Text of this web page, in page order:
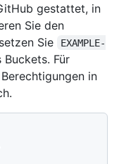
gestattet, in
Sie den
Sie
EXAMPLE-
Buckets. Für
in